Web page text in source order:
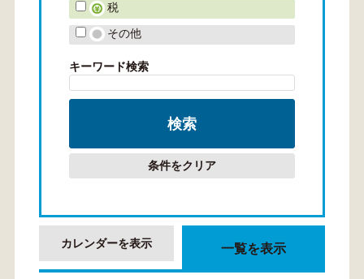
税
その他
キーワード検索
条件をクリア
カレンダーを表示 一覧を表示